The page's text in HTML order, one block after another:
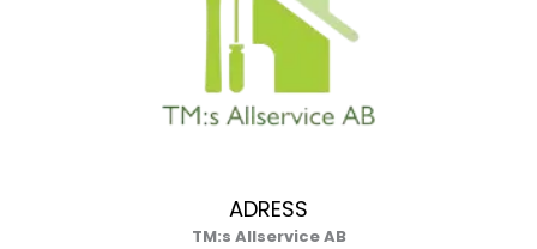
ADRESS
TM:s Allservice AB